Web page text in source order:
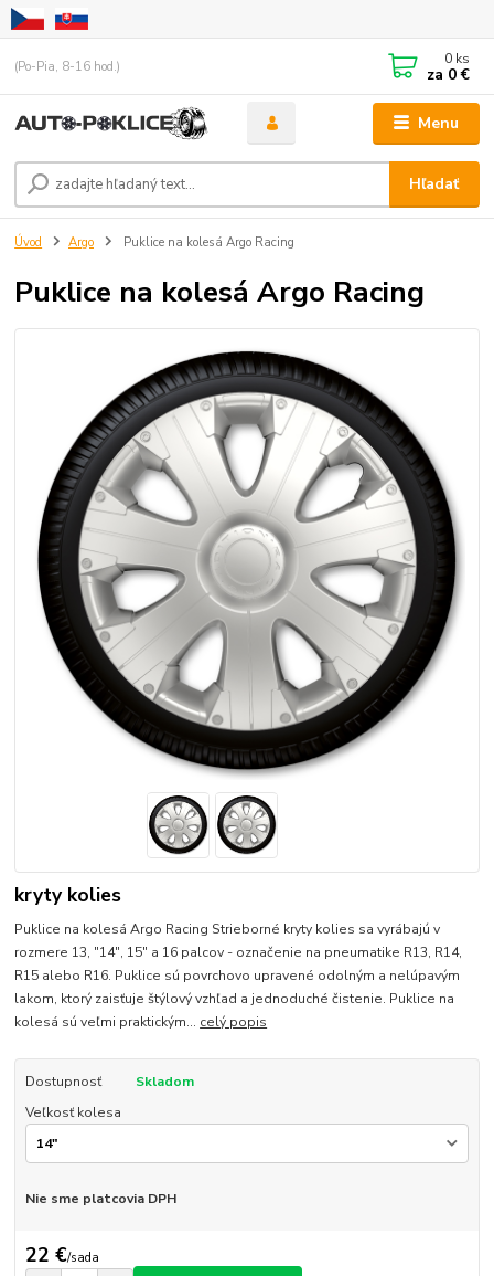
Menu
Hľadať
(Po-Pia, 8-16 hod.) 0 ks
za 0 €
Úvod Argo Puklice na kolesá Argo Racing
Puklice na kolesá Argo Racing
kryty kolies
Puklice na kolesá Argo Racing Strieborné kryty kolies sa vyrábajú v
rozmere 13, "14", 15" a 16 palcov - označenie na pneumatike R13, R14,
R15 alebo R16. Puklice sú povrchovo upravené odolným a nelúpavým
lakom, ktorý zaisťuje štýlový vzhľad a jednoduché čistenie. Puklice na
kolesá sú veľmi praktickým... celý popis
Dostupnosť
Skladom
Veľkosť kolesa
Nie sme platcovia DPH
22 €/sada